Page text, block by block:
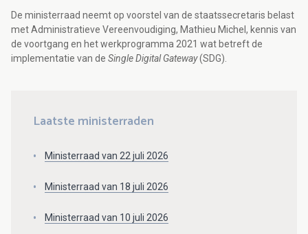
De ministerraad neemt op voorstel van de staatssecretaris belast
met Administratieve Vereenvoudiging, Mathieu Michel, kennis van
de voortgang en het werkprogramma 2021 wat betreft de
implementatie van de Single Digital Gateway(SDG).
Laatste ministerraden
Ministerraad van 22 juli 2026
Ministerraad van 18 juli 2026
Ministerraad van 10 juli 2026